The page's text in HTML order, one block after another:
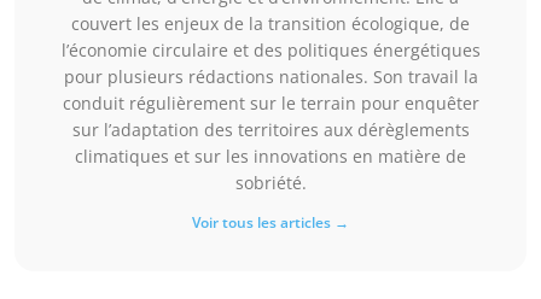
couvert les enjeux de la transition écologique, de
l’économie circulaire et des politiques énergétiques
pour plusieurs rédactions nationales. Son travail la
conduit régulièrement sur le terrain pour enquêter
sur l’adaptation des territoires aux dérèglements
climatiques et sur les innovations en matière de
sobriété.
Voir tous les articles →